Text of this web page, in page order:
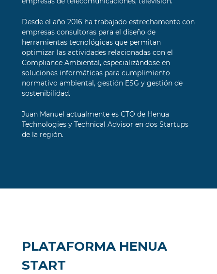
Desde el año 2016 ha trabajado estrechamente con
empresas consultoras para el diseño de
herramientas tecnológicas que permitan
optimizar las actividades relacionadas con el
Compliance Ambiental, especializándose en
soluciones informáticas para cumplimiento
normativo ambiental, gestión ESG y gestión de
sostenibilidad.
Juan Manuel actualmente es CTO de Henua
Technologies y Technical Advisor en dos Startups
de la región.
PLATAFORMA HENUA
START